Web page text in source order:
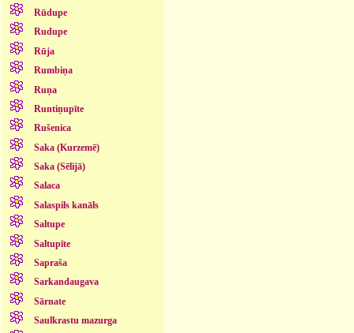
Rūdupe
Rudupe
Rūja
Rumbiņa
Ruņa
Runtiņupīte
Rušenica
Saka (Kurzemē)
Saka (Sēlijā)
Salaca
Salaspils kanāls
Saltupe
Saltupīte
Sapraša
Sarkandaugava
Sārnate
Saulkrastu mazurga